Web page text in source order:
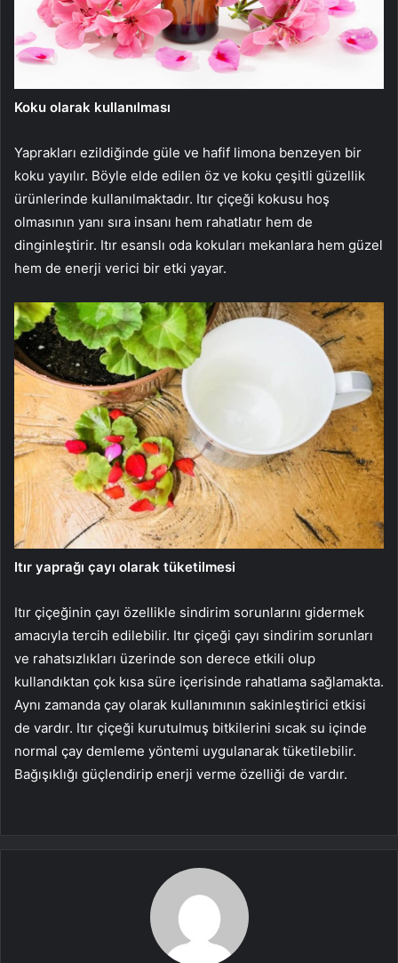
Koku olarak kullanılması
Yaprakları ezildiğinde güle ve hafif limona benzeyen bir
koku yayılır. Böyle elde edilen öz ve koku çeşitli güzellik
ürünlerinde kullanılmaktadır. Itır çiçeği kokusu hoş
olmasının yanı sıra insanı hem rahatlatır hem de
dinginleştirir. Itır esanslı oda kokuları mekanlara hem güzel
hem de enerji verici bir etki yayar.
Itır yaprağı çayı olarak tüketilmesi
Itır çiçeğinin çayı özellikle sindirim sorunlarını gidermek
amacıyla tercih edilebilir. Itır çiçeği çayı sindirim sorunları
ve rahatsızlıkları üzerinde son derece etkili olup
kullandıktan çok kısa süre içerisinde rahatlama sağlamakta.
Aynı zamanda çay olarak kullanımının sakinleştirici etkisi
de vardır. Itır çiçeği kurutulmuş bitkilerini sıcak su içinde
normal çay demleme yöntemi uygulanarak tüketilebilir.
Bağışıklığı güçlendirip enerji verme özelliği de vardır.